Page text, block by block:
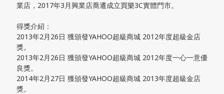
業店，2017年3月興業店喬遷成立買樂3C實體門市。
得獎介紹：
2013年2月26日 獲頒發YAHOO超級商城 2012年度超級金店
獎。
2013年2月26日 獲頒發YAHOO超級商城 2012年度一心一意優
良獎。
2014年2月27日 獲頒發YAHOO超級商城 2013年度超級金店
獎。